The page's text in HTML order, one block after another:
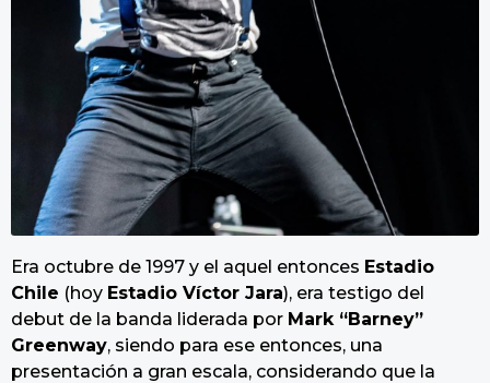
Era octubre de 1997 y el aquel entonces Estadio
Chile (hoy Estadio Víctor Jara), era testigo del
debut de la banda liderada por Mark “Barney”
Greenway, siendo para ese entonces, una
presentación a gran escala, considerando que la